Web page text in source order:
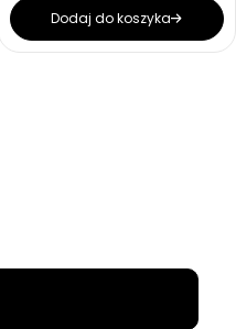
n
a
n
a
Dodaj do koszyka